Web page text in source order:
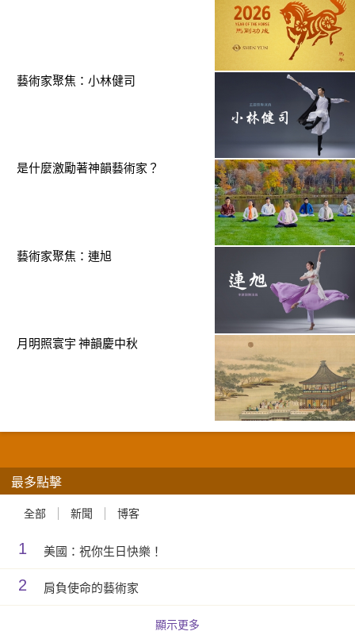
藝術家聚焦：小林健司
是什麼激勵著神韻藝術家？
藝術家聚焦：連旭
月明照寰宇 神韻慶中秋
最多點擊
全部 新聞 博客
1 美國：祝你生日快樂！
2 肩負使命的藝術家
顯示更多